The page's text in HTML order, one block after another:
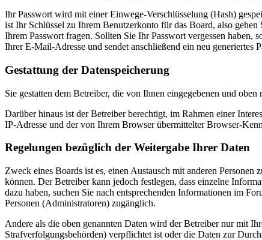
Ihr Passwort wird mit einer Einwege-Verschlüsselung (Hash)
ist Ihr Schlüssel zu Ihrem Benutzerkonto für das Board, also
Ihrem Passwort fragen. Sollten Sie Ihr Passwort vergessen
Ihrer E-Mail-Adresse und sendet anschließend ein neu generiertes
Gestattung der Datenspeicherung
Sie gestatten dem Betreiber, die von Ihnen eingegebenen und
Darüber hinaus ist der Betreiber berechtigt, im Rahmen einer
IP-Adresse und der von Ihrem Browser übermittelter Browser-
Regelungen bezüglich der Weitergabe Ihrer Daten
Zweck eines Boards ist es, einen Austausch mit anderen
können. Der Betreiber kann jedoch festlegen, dass einzelne
dazu haben, suchen Sie nach entsprechenden Informationen im
Personen (Administratoren) zugänglich.
Andere als die oben genannten Daten wird der Betreiber nur mit
Strafverfolgungsbehörden) verpflichtet ist oder die Daten zur